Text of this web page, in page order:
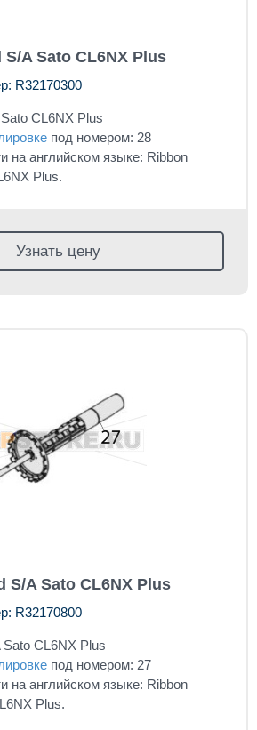
A Sato CL6NX Plus
R32170300
CL6NX Plus
под номером: 28
на английском языке: Ribbon
Plus.
Узнать цену
S/A Sato CL6NX Plus
R32170800
Sato CL6NX Plus
под номером: 27
на английском языке: Ribbon
Plus.